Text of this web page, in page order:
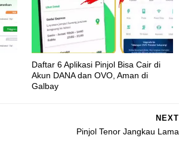
Daftar 6 Aplikasi Pinjol Bisa Cair di
Akun DANA dan OVO, Aman di
Galbay
NEXT
Pinjol Tenor Jangkau Lama